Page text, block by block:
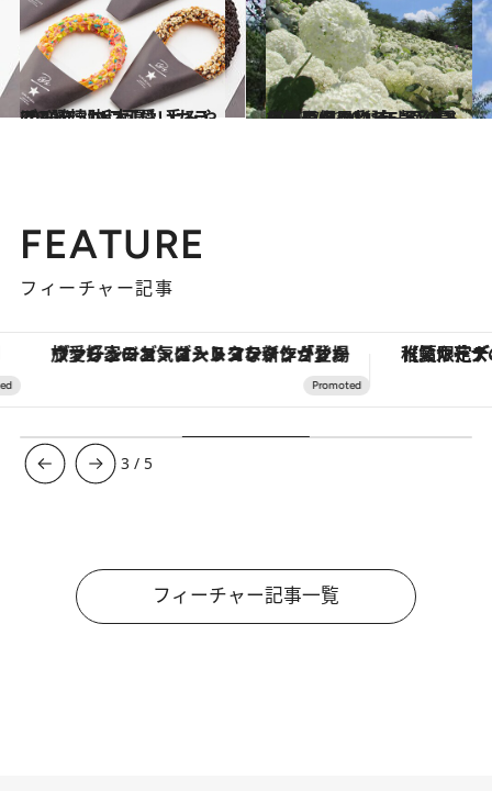
2021.1.3
2020年【栃木県】手みやげ3選 懐かし可愛いカラフルチュロス♡
グルメ 2021.7.23
【埼玉県 2021年版】 夏の絶景・風物詩5選 公園を鮮やかに彩る一面のあじさい畑
旅＆お出かけ
FEATURE
フィーチャー記事
ヴァシュロン・コンスタンタン「オーヴァーシーズ・オートマティック」。旅愛好家のお気に入りコレクションから、ジェンダーレスな新作が登場 【夏限定ディナーコース】旬を
3 / 5
フィーチャー記事一覧